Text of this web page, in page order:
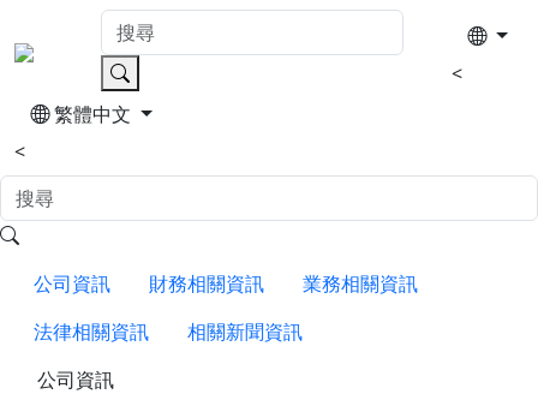
<
繁體中文
<
公司資訊 財務相關資訊
業務相關資訊
法律相關資訊
相關新聞資訊
公司資訊